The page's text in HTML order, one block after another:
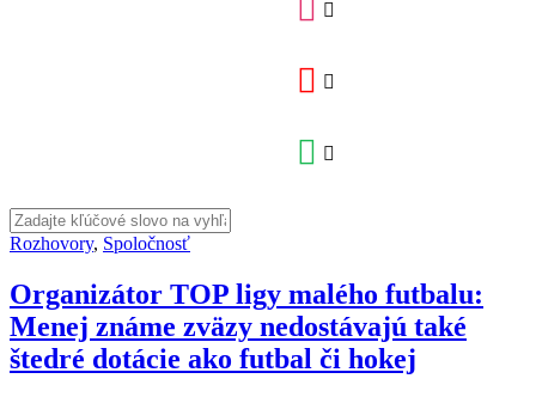
Rozhovory, Spoločnosť
Organizátor TOP ligy malého futbalu:
Menej známe zväzy nedostávajú také
štedré dotácie ako futbal či hokej